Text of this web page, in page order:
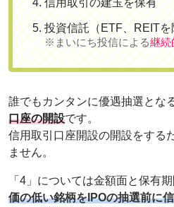
投資信託（ETF、REIT
※まいにち投信による継続
誰でもカンタンに優遇抽選とな
口座の開設です。
信用取引口座開設の開設をする
ません。
「4」については金額面と保有
価の低い銘柄をIPOの抽選前に